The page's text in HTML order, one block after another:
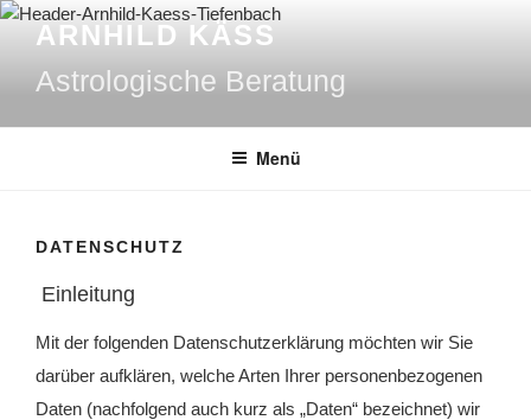
Zum
Inhalt
springen
ARNHILD KÄSS
Astrologische Beratung
Menü
DATENSCHUTZ
Einleitung
Mit der folgenden Datenschutzerklärung möchten wir Sie
darüber aufklären, welche Arten Ihrer personenbezogenen
Daten (nachfolgend auch kurz als „Daten“ bezeichnet) wir